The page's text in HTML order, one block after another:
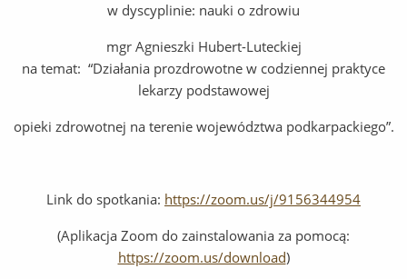
w dyscyplinie: nauki o zdrowiu
mgr Agnieszki Hubert-Luteckiej
na temat: “Działania prozdrowotne w codziennej praktyce
lekarzy podstawowej
opieki zdrowotnej na terenie województwa podkarpackiego”.
Link do spotkania: https://zoom.us/j/9156344954
(Aplikacja Zoom do zainstalowania za pomocą:
https://zoom.us/download)